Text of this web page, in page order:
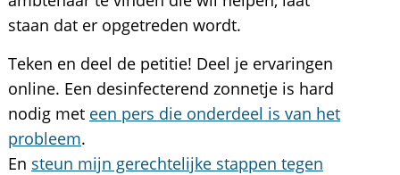
staan dat er opgetreden wordt.
Teken en deel de petitie! Deel je ervaringen
online. Een desinfecterend zonnetje is hard
nodig met een pers die onderdeel is van het
probleem.
En steun mijn gerechtelijke stappen tegen